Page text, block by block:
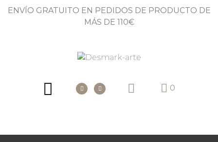
ENVÍO GRATUITO EN PEDIDOS DE PRODUCTO DE
MÁS DE 110€
0